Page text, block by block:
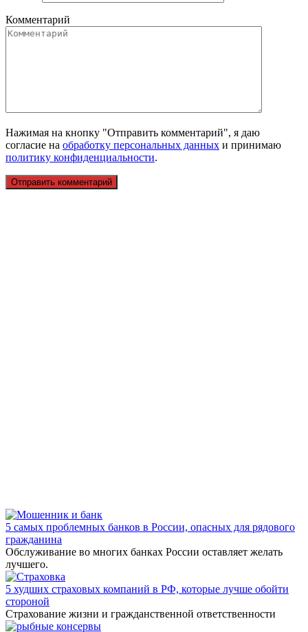
Комментарий
Нажимая на кнопку "Отправить комментарий", я даю
согласие на обработку персональных данных и принимаю
политику конфиденциальности.
5 самых проблемных банков в России, опасных для рядового
гражданина
Обслуживание во многих банках России оставляет желать
лучшего.
5 худших страховых компаний в РФ, которые лучше обойти
стороной
Страхование жизни и гражданственной ответственности